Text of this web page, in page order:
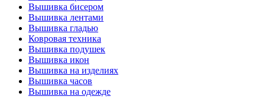
Вышивка бисером
Вышивка лентами
Вышивка гладью
Ковровая техника
Вышивка подушек
Вышивка икон
Вышивка на изделиях
Вышивка часов
Вышивка на одежде